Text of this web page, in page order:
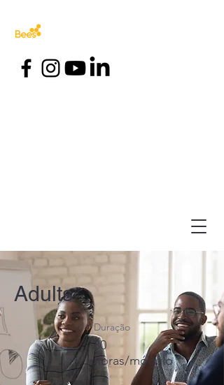
Adults
Duração
80
horas/módulo